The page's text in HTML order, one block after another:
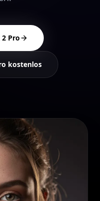
2 Pro
kostenlos